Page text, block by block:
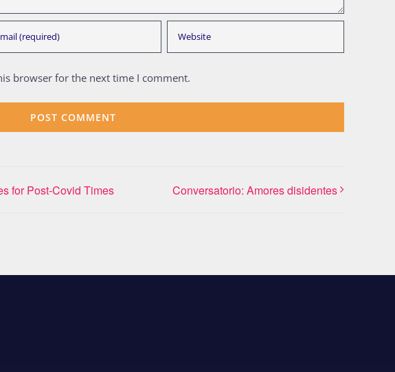
browser for the next time I comment.
for Post-Covid Times Conversatorio: Amores disidentes